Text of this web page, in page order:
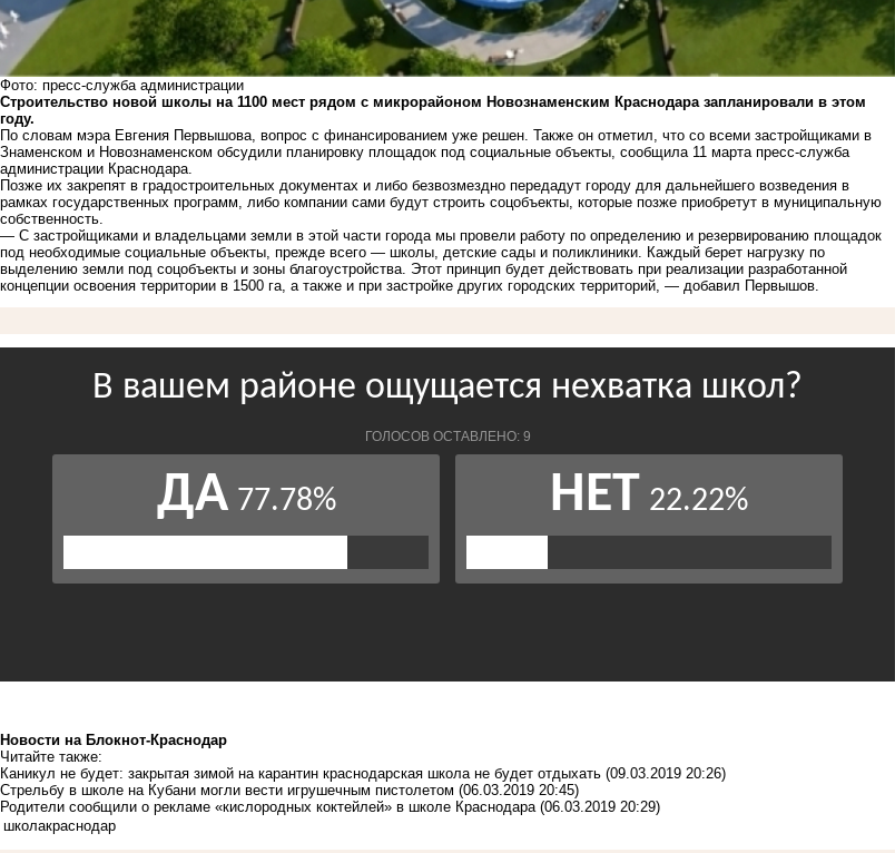
Фото: пресс-служба администрации
Строительство новой школы на 1100 мест рядом с микрорайоном Новознаменским Краснодара запланировали в этом
году.
По словам мэра Евгения Первышова, вопрос с финансированием уже решен. Также он отметил, что со всеми застройщиками в
Знаменском и Новознаменском обсудили планировку площадок под социальные объекты, сообщила 11 марта пресс-служба
администрации Краснодара.
Позже их закрепят в градостроительных документах и либо безвозмездно передадут городу для дальнейшего возведения в
рамках государственных программ, либо компании сами будут строить соцобъекты, которые позже приобретут в муниципальную
собственность.
— С застройщиками и владельцами земли в этой части города мы провели работу по определению и резервированию площадок
под необходимые социальные объекты, прежде всего — школы, детские сады и поликлиники. Каждый берет нагрузку по
выделению земли под соцобъекты и зоны благоустройства. Этот принцип будет действовать при реализации разработанной
концепции освоения территории в 1500 га, а также и при застройке других городских территорий, — добавил Первышов.
Новости на Блoкнoт-Краснодар
Читайте также:
Каникул не будет: закрытая зимой на карантин краснодарская школа не будет отдыхать (09.03.2019 20:26)
Стрельбу в школе на Кубани могли вести игрушечным пистолетом (06.03.2019 20:45)
Родители сообщили о рекламе «кислородных коктейлей» в школе Краснодара (06.03.2019 20:29)
школакраснодар